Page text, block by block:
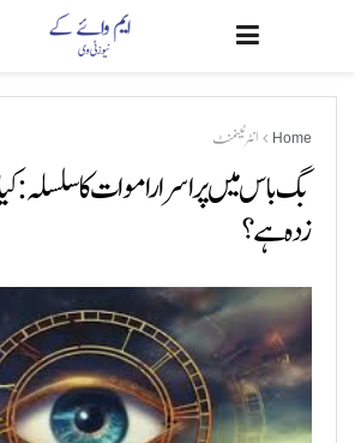
Home انٹرٹینمنٹ
بگ باس میں پراسرار اموات کا سلسلہ:
زدہ ہے؟